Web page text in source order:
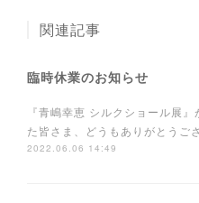
関連記事
臨時休業のお知らせ
『青嶋幸恵 シルクショール展
た皆さま、どうもありがとうご
2022.06.06 14:49